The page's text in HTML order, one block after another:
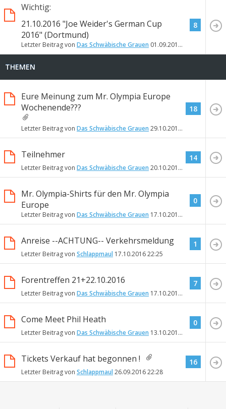
Wichtig:
21.10.2016 "Joe Weider's German Cup
2016" (Dortmund)
Letzter Beitrag von Das Schwäbische Grauen 01.09.2016
8
THEMEN
Eure Meinung zum Mr. Olympia Europe
Wochenende???
Letzter Beitrag von Das Schwäbische Grauen 29.10.2016
18
Teilnehmer
Letzter Beitrag von Das Schwäbische Grauen 20.10.2016
14
Mr. Olympia-Shirts für den Mr. Olympia
Europe
Letzter Beitrag von Das Schwäbische Grauen 17.10.2016
0
Anreise --ACHTUNG-- Verkehrsmeldung
Letzter Beitrag von Schlappmaul 17.10.201622:25
1
Forentreffen 21+22.10.2016
Letzter Beitrag von Das Schwäbische Grauen 17.10.2016
7
Come Meet Phil Heath
Letzter Beitrag von Das Schwäbische Grauen 13.10.2016
0
Tickets Verkauf hat begonnen !
Letzter Beitrag von Schlappmaul26.09.201622:28
16